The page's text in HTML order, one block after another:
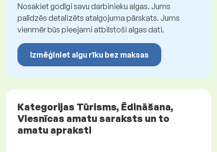
Nosakiet godīgi savu darbinieku algas. Jums
palīdzēs detalizēts atalgojuma pārskats. Jums
vienmēr būs pieejami atbilstoši algas dati.
Izmēģiniet algu rīku bez maksas
Kategorijas Tūrisms, Ēdināšana,
Viesnīcas amatu saraksts un to
amatu apraksti